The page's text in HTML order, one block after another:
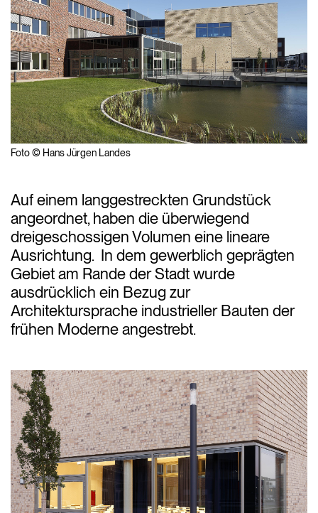
Foto © Hans Jürgen Landes
Auf einem langgestreckten Grundstück
angeordnet, haben die überwiegend
dreigeschossigen Volumen eine lineare
Ausrichtung. In dem gewerblich geprägten
Gebiet am Rande der Stadt wurde
ausdrücklich ein Bezug zur
Architektursprache industrieller Bauten der
frühen Moderne angestrebt.